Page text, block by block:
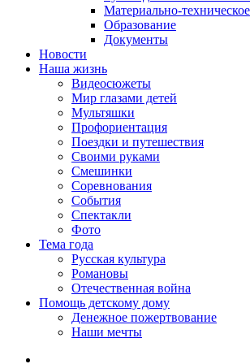
Материально-
Образование
Документы
Новости
Наша жизнь
Видеосюжеты
Мир глазами детей
Мультяшки
Профориентация
Поездки и путешествия
Своими руками
Смешинки
Соревнования
События
Спектакли
Фото
Тема года
Русская культура
Романовы
Отечественная война
Помощь детскому дому
Денежное пожертвование
Наши мечты